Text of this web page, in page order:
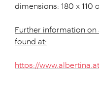
dimensions: 180 x 110
Further information
found at:
https://